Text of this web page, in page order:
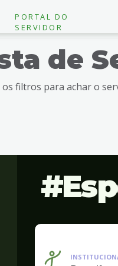
PORTAL DO
SERVIDOR
de
os filtros para achar o